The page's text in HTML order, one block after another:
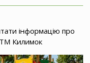
інформацію про
ТМ Килимок